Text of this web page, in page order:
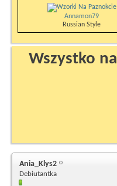
Annamon79
Russian Style
Wszystko
Ania_Klys2
Debiutantka